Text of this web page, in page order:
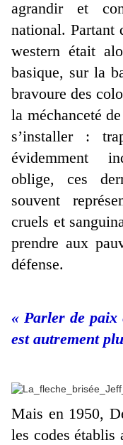
agrandir et
national. Partant
western était
basique, sur la
bravoure des
la méchanceté
s’installer :
évidemment
oblige, ces
souvent
cruels et
prendre aux
défense.
« Parler de paix
est autrement
Mais en 1950,
les codes